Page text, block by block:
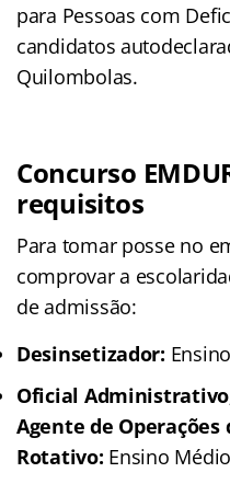
para Pessoas com
candidatos
Quilombolas.
Concurso
requisitos
Para tomar posse no
comprovar a
de admissão:
Desinsetizador:
Oficial
Agente de
Rotativo: Ensino